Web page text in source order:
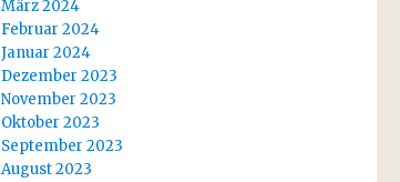
März 2024
Februar 2024
Januar 2024
Dezember 2023
November 2023
Oktober 2023
September 2023
August 2023